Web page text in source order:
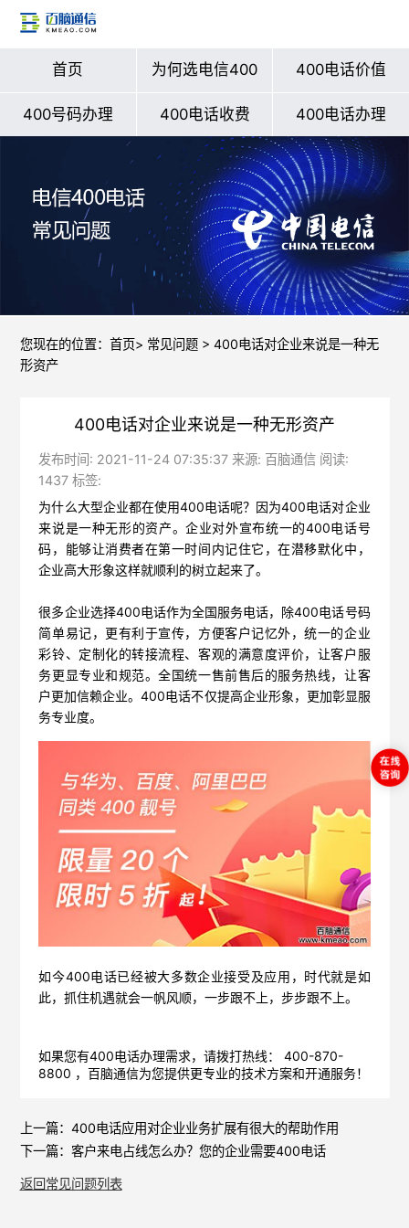
首页 为何选电信400 400电话价值
400号码办理 400电话收费 400电话办理
您现在的位置： 首页> 常见问题> 400电话对企业来说是一种无
形资产
400电话对企业来说是一种无形资产
发布时间: 2021-11-24 07:35:37 来源: 百脑通信 阅读:
1437 标签:
为什么大型企业都在使用400电话呢？因为400电话对企业
来说是一种无形的资产。企业对外宣布统一的400电话号
码，能够让消费者在第一时间内记住它，在潜移默化中，
企业高大形象这样就顺利的树立起来了。
很多企业选择400电话作为全国服务电话，除400电话号码
简单易记，更有利于宣传，方便客户记忆外，统一的企业
彩铃、定制化的转接流程、客观的满意度评价，让客户服
务更显专业和规范。全国统一售前售后的服务热线，让客
户更加信赖企业。400电话不仅提高企业形象，更加彰显服
务专业度。
如今400电话已经被大多数企业接受及应用，时代就是如
此，抓住机遇就会一帆风顺，一步跟不上，步步跟不上。
如果您有400电话办理需求，请拨打热线： 400-870-
8800 ，百脑通信为您提供更专业的技术方案和开通服务！
上一篇： 400电话应用对企业业务扩展有很大的帮助作用
下一篇： 客户来电占线怎么办？您的企业需要400电话
返回常见问题列表